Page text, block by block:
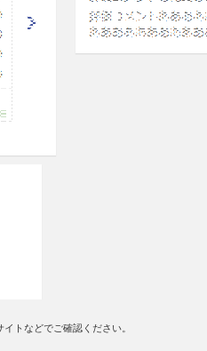
トなどでご確認ください。